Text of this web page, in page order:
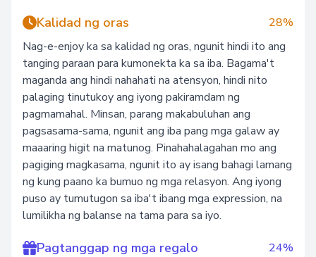
Kalidad ng oras
28%
Nag-e-enjoy ka sa kalidad ng oras, ngunit hindi ito ang
tanging paraan para kumonekta ka sa iba. Bagama't
maganda ang hindi nahahati na atensyon, hindi nito
palaging tinutukoy ang iyong pakiramdam ng
pagmamahal. Minsan, parang makabuluhan ang
pagsasama-sama, ngunit ang iba pang mga galaw ay
maaaring higit na matunog. Pinahahalagahan mo ang
pagiging magkasama, ngunit ito ay isang bahagi lamang
ng kung paano ka bumuo ng mga relasyon. Ang iyong
puso ay tumutugon sa iba't ibang mga expression, na
lumilikha ng balanse na tama para sa iyo.
Pagtanggap ng mga regalo
24%